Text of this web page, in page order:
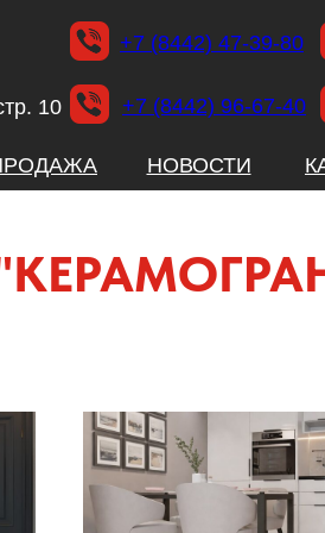
НОВОСТИ
+7 (8442) 47-39-80
+7 (8442) 96-67-40
10